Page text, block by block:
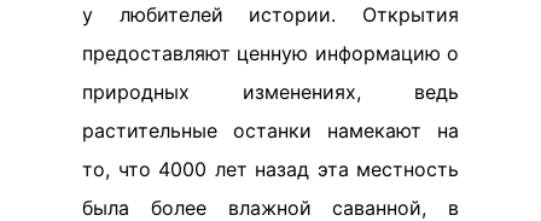
у любителей истории. Открытия
предоставляют ценную информацию о
природных изменениях, ведь
растительные останки намекают на
то, что 4000 лет назад эта местность
была более влажной саванной, в